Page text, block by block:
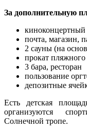
За дополнительную
киноконцертный
почта, магазин,
2 сауны (на
прокат
3 бара, ресторан
пользование
депозитные
Есть детская
организуются
Солнечной тропе.